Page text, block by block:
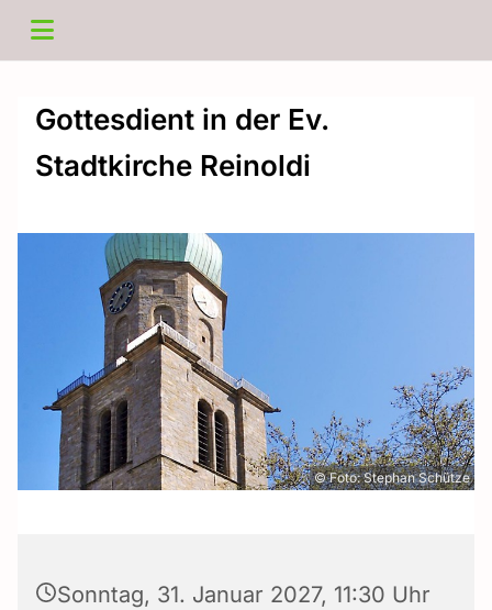
Gottesdient in der Ev.
Stadtkirche Reinoldi
© Foto: Stephan Schütze
Sonntag, 31. Januar 2027, 11:30 Uhr